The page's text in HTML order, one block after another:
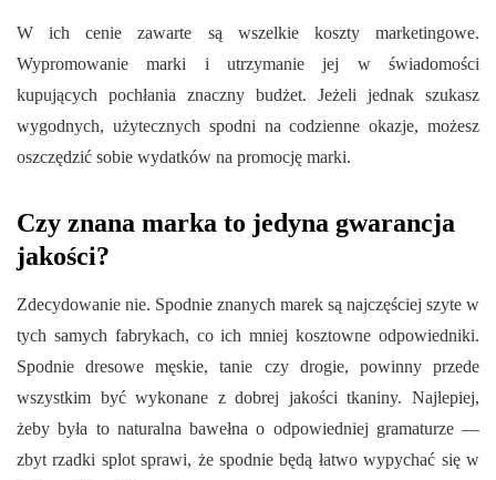
W ich cenie zawarte są wszelkie koszty marketingowe.
Wypromowanie marki i utrzymanie jej w świadomości
kupujących pochłania znaczny budżet. Jeżeli jednak szukasz
wygodnych, użytecznych spodni na codzienne okazje, możesz
oszczędzić sobie wydatków na promocję marki.
Czy znana marka to jedyna gwarancja
jakości?
Zdecydowanie nie. Spodnie znanych marek są najczęściej szyte w
tych samych fabrykach, co ich mniej kosztowne odpowiedniki.
Spodnie dresowe męskie, tanie czy drogie, powinny przede
wszystkim być wykonane z dobrej jakości tkaniny. Najlepiej,
żeby była to naturalna bawełna o odpowiedniej gramaturze —
zbyt rzadki splot sprawi, że spodnie będą łatwo wypychać się w